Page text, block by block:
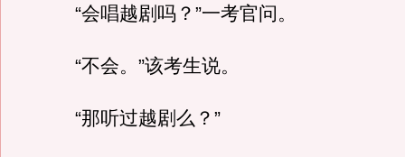
“会唱越剧吗？”一考官问。
“不会。”该考生说。
“那听过越剧么？”